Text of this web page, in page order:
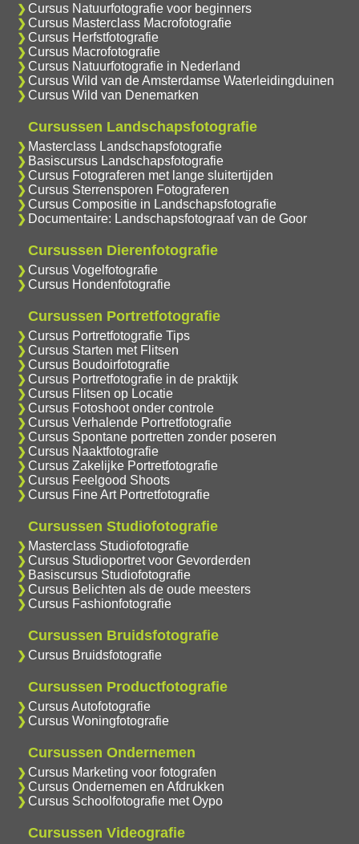
Cursus Natuurfotografie voor beginners
Cursus Masterclass Macrofotografie
Cursus Herfstfotografie
Cursus Macrofotografie
Cursus Natuurfotografie in Nederland
Cursus Wild van de Amsterdamse Waterleidingduinen
Cursus Wild van Denemarken
Cursussen Landschapsfotografie
Masterclass Landschapsfotografie
Basiscursus Landschapsfotografie
Cursus Fotograferen met lange sluitertijden
Cursus Sterrensporen Fotograferen
Cursus Compositie in Landschapsfotografie
Documentaire: Landschapsfotograaf van de Goor
Cursussen Dierenfotografie
Cursus Vogelfotografie
Cursus Hondenfotografie
Cursussen Portretfotografie
Cursus Portretfotografie Tips
Cursus Starten met Flitsen
Cursus Boudoirfotografie
Cursus Portretfotografie in de praktijk
Cursus Flitsen op Locatie
Cursus Fotoshoot onder controle
Cursus Verhalende Portretfotografie
Cursus Spontane portretten zonder poseren
Cursus Naaktfotografie
Cursus Zakelijke Portretfotografie
Cursus Feelgood Shoots
Cursus Fine Art Portretfotografie
Cursussen Studiofotografie
Masterclass Studiofotografie
Cursus Studioportret voor Gevorderden
Basiscursus Studiofotografie
Cursus Belichten als de oude meesters
Cursus Fashionfotografie
Cursussen Bruidsfotografie
Cursus Bruidsfotografie
Cursussen Productfotografie
Cursus Autofotografie
Cursus Woningfotografie
Cursussen Ondernemen
Cursus Marketing voor fotografen
Cursus Ondernemen en Afdrukken
Cursus Schoolfotografie met Oypo
Cursussen Videografie